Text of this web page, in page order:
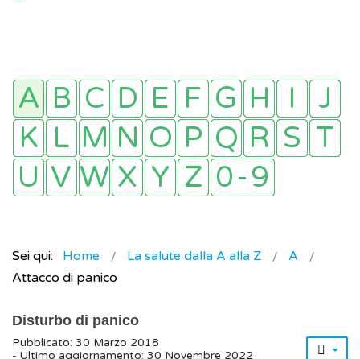
Sei qui: Home La salute dalla A alla Z
A
Attacco di panico
Disturbo di panico
Pubblicato: 30 Marzo 2018
- Ultimo aggiornamento: 30 Novembre 2022